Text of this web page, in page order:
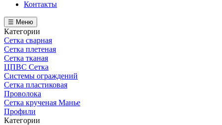
Контакты
☰ Меню
Категории
Сетка сварная
Сетка плетеная
Сетка тканая
ЦПВС Сетка
Системы ограждений
Сетка пластиковая
Проволока
Сетка крученая Манье
Профили
Категории